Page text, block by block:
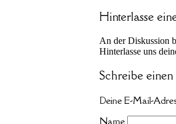
Hinterlasse
An der Diskussion
Hinterlasse uns
Schreibe
Deine E-Mail-
Name